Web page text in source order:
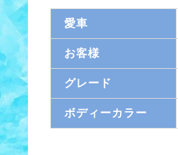
愛車
お客様
グレード
ボディーカラー